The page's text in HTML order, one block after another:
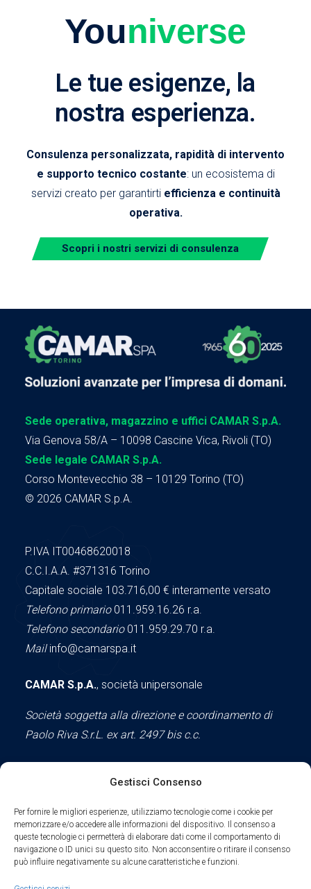
Gestisci Consenso
Per fornire le migliori esperienze, utilizziamo tecnologie come i cookie per
memorizzare e/o accedere alle informazioni del dispositivo. Il consenso a
queste tecnologie ci permetterà di elaborare dati come il comportamento di
navigazione o ID unici su questo sito. Non acconsentire o ritirare il consenso
può influire negativamente su alcune caratteristiche e funzioni.
Youniverse
Le tue esigenze, la
nostra esperienza.
Consulenza personalizzata, rapidità di intervento
e supporto tecnico costante: un ecosistema di
servizi creato per garantirti efficienza e continuità
operativa.
Scopri i nostri servizi di consulenza
Sede operativa, magazzino e uffici CAMAR S.p.A.
Via Genova 58/A – 10098 Cascine Vica, Rivoli (TO)
Sede legale CAMAR S.p.A.
Corso Montevecchio 38 – 10129 Torino (TO)
© 2026 CAMAR S.p.A.
P.IVA IT00468620018
C.C.I.A.A. #371316 Torino
Capitale sociale 103.716,00 € interamente versato
Telefono primario011.959.16.26 r.a.
Telefono secondario011.959.29.70 r.a.
Mailinfo@camarspa.it
CAMAR S.p.A., società unipersonale
Società soggetta alla direzione e coordinamento di
Paolo Riva S.r.L. ex art. 2497 bis c.c.